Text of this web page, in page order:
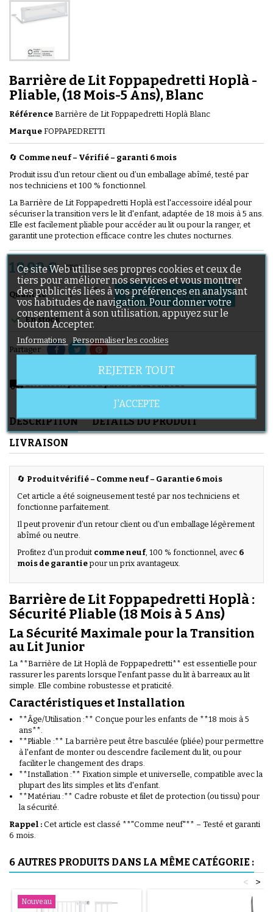
Barrière de Lit Foppapedretti Hoplà -
Pliable, (18 Mois-5 Ans), Blanc
Référence Barrière de Lit Foppapedretti Hoplà Blanc
Marque FOPPAPEDRETTI
🔄 Comme neuf – Vérifié – garanti 6 mois
Produit issu d’un retour client ou d’un emballage abîmé, testé par
nos techniciens et 100 % fonctionnel.
La Barrière de Lit Foppapedretti Hoplà est l'accessoire idéal pour
sécuriser la transition vers le lit d'enfant, adaptée de 18 mois à 5 ans.
Elle est facilement pliable pour accéder au lit ou pour la ranger, et
garantit une protection efficace contre les chutes nocturnes.
18,90 € TTC
Quantité  Ajouter au panier
En stock
Partager
local_shippingLivraison prévue à partir du 11/08/2026
DESCRIPTION
DÉTAILS DU PRODUIT
LIVRAISON
🔄 Produit vérifié – Comme neuf – Garantie 6 mois
Cet article a été soigneusement testé par nos techniciens et
fonctionne parfaitement.
Il peut provenir d’un retour client ou d’un emballage légèrement
abîmé ou neutre.
Profitez d’un produit comme neuf, 100 % fonctionnel, avec 6
mois de garantiepour un prix avantageux.
Barrière de Lit Foppapedretti Hoplà :
Sécurité Pliable (18 Mois à 5 Ans)
La Sécurité Maximale pour la Transition
au Lit Junior
La **Barrière de Lit Hoplà de Foppapedretti** est essentielle pour
rassurer les parents lorsque l'enfant passe du lit à barreaux au lit
simple. Elle combine robustesse et praticité.
Caractéristiques et Installation
**Âge/Utilisation :** Conçue pour les enfants de **18 mois à 5
ans**.
**Pliable :** La barrière peut être basculée (pliée) pour permettre
à l'enfant de monter ou descendre facilement du lit, ou pour
faciliter le changement des draps.
**Installation :** Fixation simple et universelle, compatible avec la
plupart des lits simples et lits d'enfant.
**Matériau :** Cadre robuste et filet de protection (ou tissu) pour
la sécurité.
Rappel : Cet article est classé **"Comme neuf"** – Testé et garanti
6 mois.
6 AUTRES PRODUITS DANS LA MÊME CATÉGORIE :
>
<
Nouveau
Ce site Web utilise ses propres cookies et ceux de
tiers pour améliorer nos services et vous montrer
des publicités liées à vos préférences en analysant
vos habitudes de navigation. Pour donner votre
consentement à son utilisation, appuyez sur le
bouton Accepter.
Informations Personnaliser les cookies
REJETER TOUT
J'ACCEPTE